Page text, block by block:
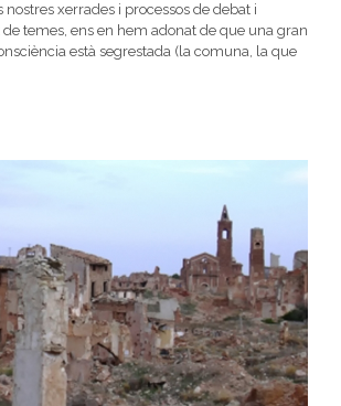
nostres xerrades i processos de debat i
temes, ens en hem adonat de que una gran
està segrestada (la comuna, la que